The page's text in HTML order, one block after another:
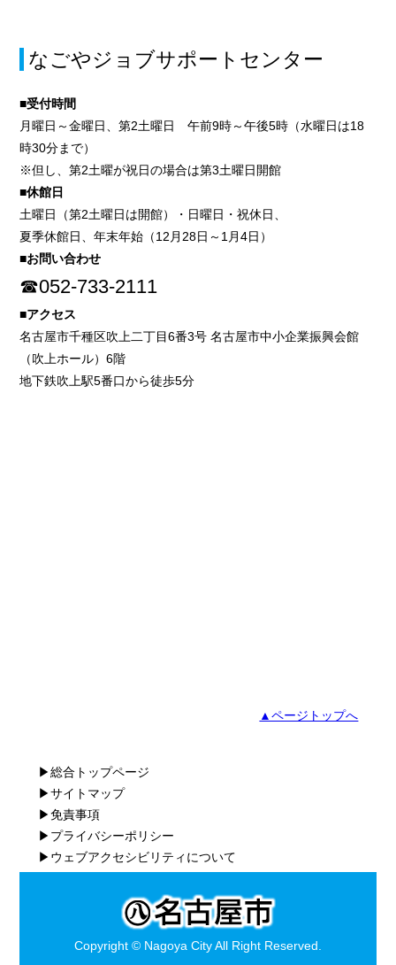
なごやジョブサポートセンター
■受付時間
月曜日～金曜日、第2土曜日 午前9時～午後5時（水曜日は18
時30分まで）
※但し、第2土曜が祝日の場合は第3土曜日開館
■休館日
土曜日（第2土曜日は開館）・日曜日・祝休日、
夏季休館日、年末年始（12月28日～1月4日）
■お問い合わせ
☎052-733-2111
■アクセス
名古屋市千種区吹上二丁目6番3号 名古屋市中小企業振興会館
（吹上ホール）6階
地下鉄吹上駅5番口から徒歩5分
▲ページトップへ
▶総合トップページ
▶サイトマップ
▶免責事項
▶プライバシーポリシー
▶ウェブアクセシビリティについて
Copyright © Nagoya City All Right Reserved.